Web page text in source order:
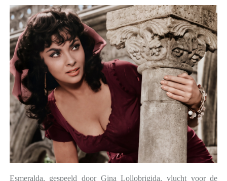
Esmeralda, gespeeld door Gina Lollobrigida, vlucht voor de